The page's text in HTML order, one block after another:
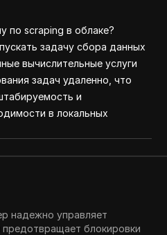
по scraping в облаке?
задачу сбора данных
вычислительные услуги
задач удаленно, что
и
в локальных
надежно управляет
предотвращает блокировки